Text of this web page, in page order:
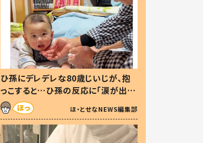
ひ孫にデレデレな80歳じいじが、抱
っこすると…ひ孫の反応に「涙が出ま
した」「可愛くて仕方ない」
ほ・とせなNEWS編集部